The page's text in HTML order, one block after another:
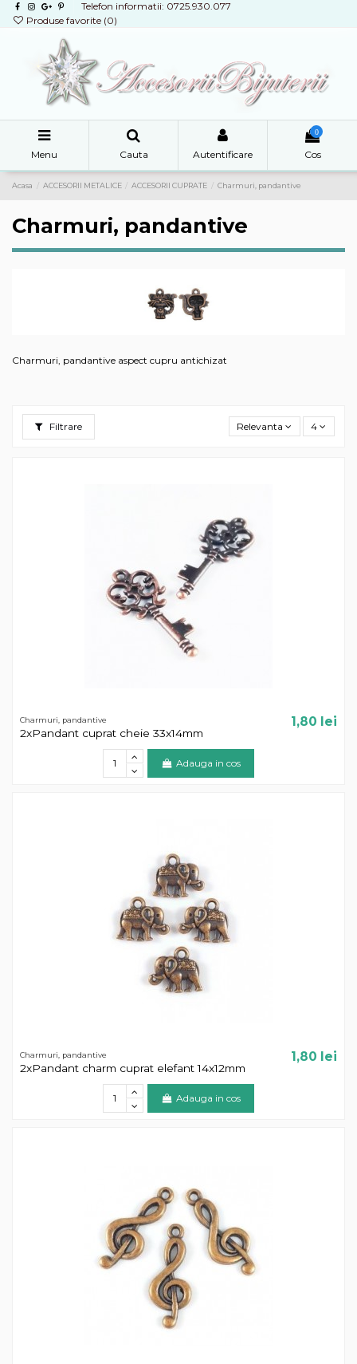
Telefon informatii: 0725.930.077
Produse favorite (0)
Menu Cauta Autentificare
0
Cos
Acasa ACCESORII METALICE ACCESORII CUPRATE Charmuri, pandantive
Charmuri, pandantive
Charmuri, pandantive aspect cupru antichizat
Filtrare Relevanta 4
Charmuri, pandantive
2xPandant cuprat cheie 33x14mm
1,80 lei
Adauga in cos
Charmuri, pandantive
2xPandant charm cuprat elefant 14x12mm
1,80 lei
Adauga in cos